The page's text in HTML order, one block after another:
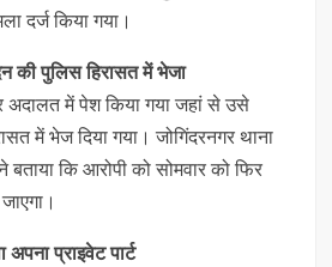
दर्ज किया गया।
की पुलिस हिरासत में भेजा
अदालत में पेश किया गया जहां से उसे
में भेज दिया गया। जोगिंदरनगर थाना
बताया कि आरोपी को सोमवार को फिर
प्राइवेट पार्ट